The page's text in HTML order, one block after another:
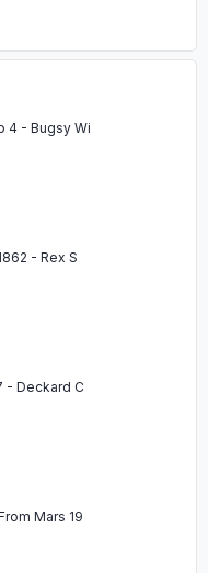
4 - Bugsy Wi
- Rex S
- Deckard C
Mars 19